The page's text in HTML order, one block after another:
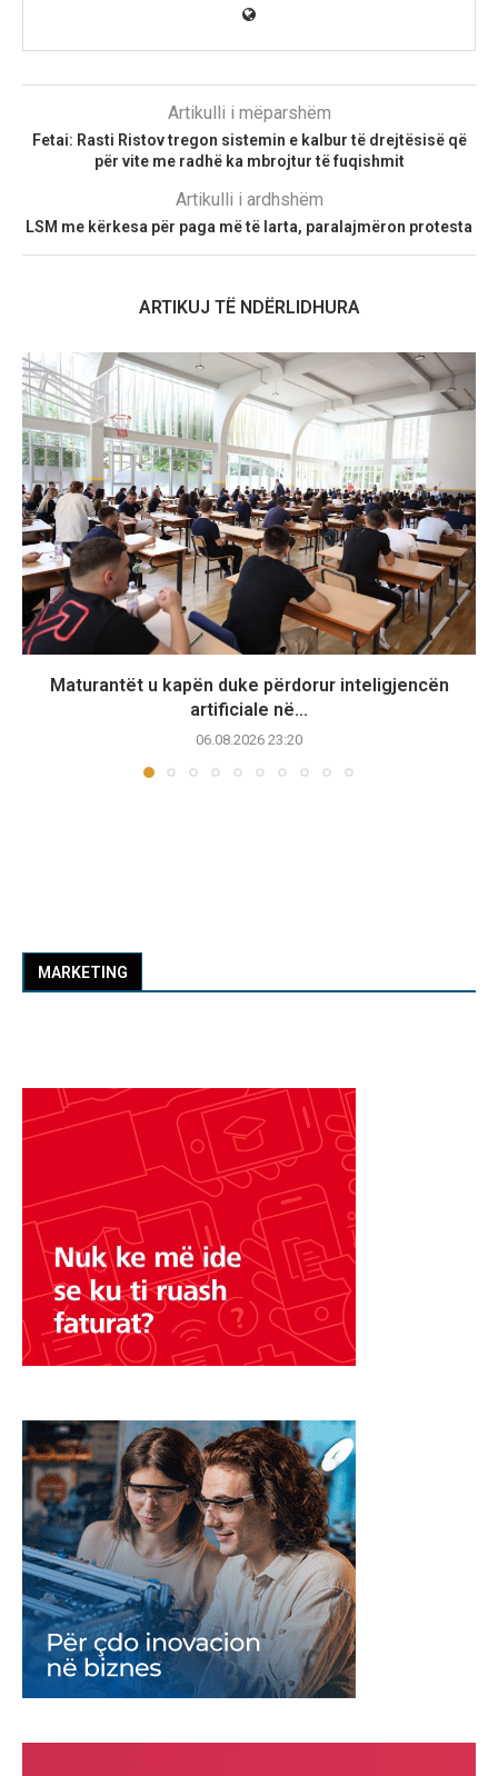
Artikulli i mëparshëm
Fetai: Rasti Ristov tregon sistemin e kalbur të drejtësisë që
për vite me radhë ka mbrojtur të fuqishmit
Artikulli i ardhshëm
LSM me kërkesa për paga më të larta, paralajmëron protesta
ARTIKUJ TË NDËRLIDHURA
Maturantët u kapën duke përdorur inteligjencën
artificiale në...
06.08.2026 23:20
MARKETING